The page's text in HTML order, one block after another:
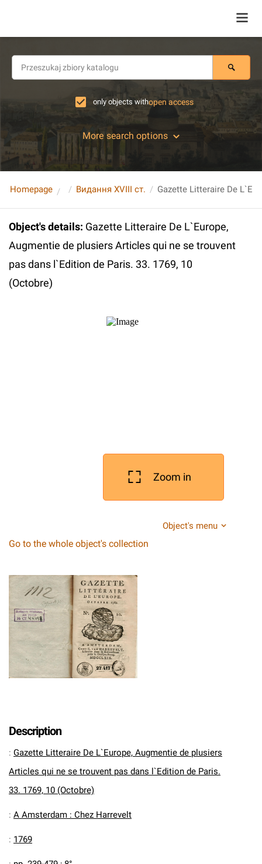
only objects withopen access
More search options
Homepage Видання XVIII ст.
Object's details: Gazette Litteraire De L`Europe,
Augmentie de plusiers Articles qui ne se trouvent
pas dans l`Edition de Paris. 33. 1769, 10
(Octobre)
Zoom in
Object's menu
Go to the whole object's collection
Description
: Gazette Litteraire De L`Europe, Augmentie de plusiers
Articles qui ne se trouvent pas dans l`Edition de Paris.
33. 1769, 10 (Octobre)
: A Amsterdam : Chez Harrevelt
: 1769